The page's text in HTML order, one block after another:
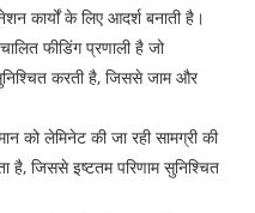
कार्यों के लिए आदर्श बनाती है।
फीडिंग प्रणाली है जो
करती है, जिससे जाम और
को लेमिनेट की जा रही सामग्री की
है, जिससे इष्टतम परिणाम सुनिश्चित